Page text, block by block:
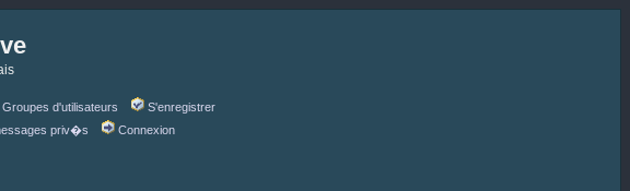
Groupes d'utilisateurs
S'enregistrer
priv�s Connexion